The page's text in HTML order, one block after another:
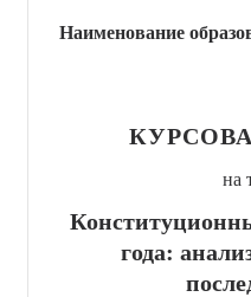
Наименование
на
года: